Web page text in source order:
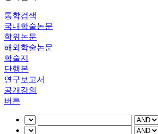
통합검색
국내학술논문
학위논문
해외학술논문
학술지
단행본
연구보고서
공개강의
버튼